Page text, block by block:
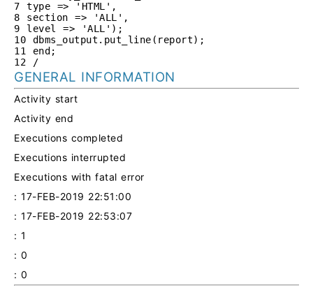
7 type => 'HTML',
8 section => 'ALL',
9 level => 'ALL');
10 dbms_output.put_line(report);
11 end;
12 /
GENERAL INFORMATION
Activity start
Activity end
Executions completed
Executions interrupted
Executions with fatal error
: 17-FEB-2019 22:51:00
: 17-FEB-2019 22:53:07
: 1
: 0
: 0